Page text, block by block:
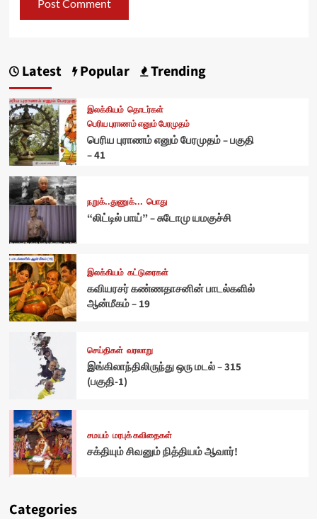
Latest Popular Trending
இலக்கியம் தொடர்கள்
பெரிய புராணம் எனும் பேரமுதம்
பெரிய புராணம் எனும் பேரமுதம் – பகுதி
– 41
நறுக்..துணுக்... பொது
“லிட்டில் பாய்” – சுடோமு யமகுச்சி
இலக்கியம் கட்டுரைகள்
கவியரசர் கண்ணதாசனின் பாடல்களில்
ஆன்மீகம் – 19
செய்திகள் வரலாறு
இங்கிலாந்திலிருந்து ஒரு மடல் – 315
(பகுதி-1)
சமயம் மரபுக் கவிதைகள்
சக்தியும் சிவனும் நித்தியம் ஆவார்!
Categories